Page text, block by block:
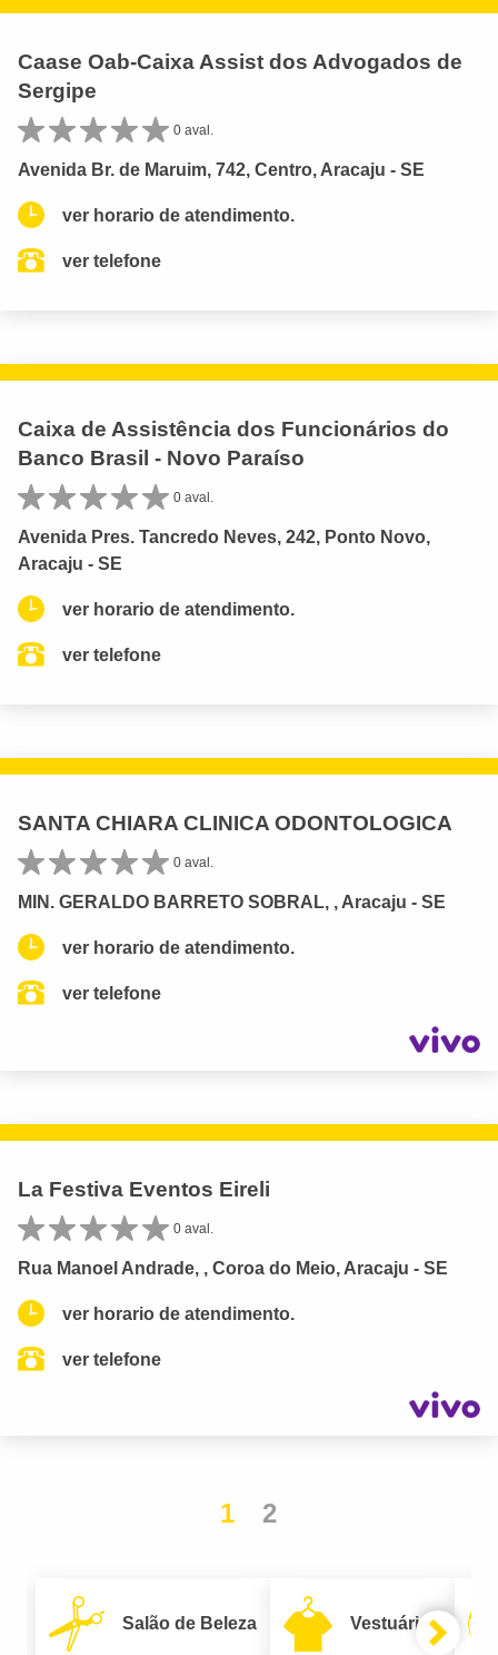
Caase Oab-Caixa Assist dos Advogados de
Sergipe
0 aval.
Avenida Br. de Maruim, 742, Centro, Aracaju - SE
ver horario de atendimento.
ver telefone
Caixa de Assistência dos Funcionários do
Banco Brasil - Novo Paraíso
0 aval.
Avenida Pres. Tancredo Neves, 242, Ponto Novo,
Aracaju - SE
ver horario de atendimento.
ver telefone
SANTA CHIARA CLINICA ODONTOLOGICA
0 aval.
MIN. GERALDO BARRETO SOBRAL, , Aracaju - SE
ver horario de atendimento.
ver telefone
La Festiva Eventos Eireli
0 aval.
Rua Manoel Andrade, , Coroa do Meio, Aracaju - SE
ver horario de atendimento.
ver telefone
1 2
Salão de Beleza Vestuário